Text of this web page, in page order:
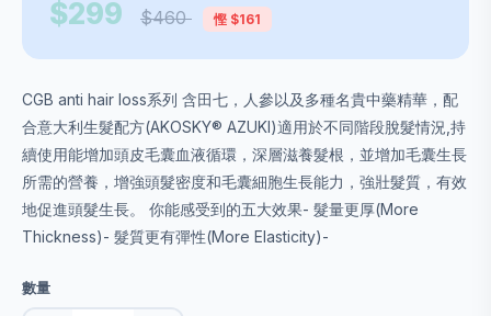
$299 $460 慳 $161
CGB anti hair loss系列 含田七，人參以及多種名貴中藥精華，配
合意大利生髮配方(AKOSKY® AZUKI)適用於不同階段脫髮情況,持
續使用能增加頭皮毛囊血液循環，深層滋養髮根，並增加毛囊生長
所需的營養，增強頭髮密度和毛囊細胞生長能力，強壯髮質，有效
地促進頭髮生長。 你能感受到的五大效果- 髮量更厚(More
Thickness)- 髮質更有彈性(More Elasticity)-
數量